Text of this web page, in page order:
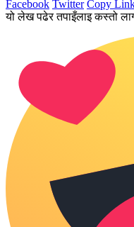
Facebook Twitter Copy
यो लेख पढेर तपाइँलाइ कस्तो